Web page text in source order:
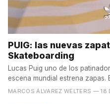
PUIG: las nuevas
Skateboarding
Lucas Puig uno de los
escena mundial estrena zapas.
MARCOS ÁLVAREZ WELTERS — 18